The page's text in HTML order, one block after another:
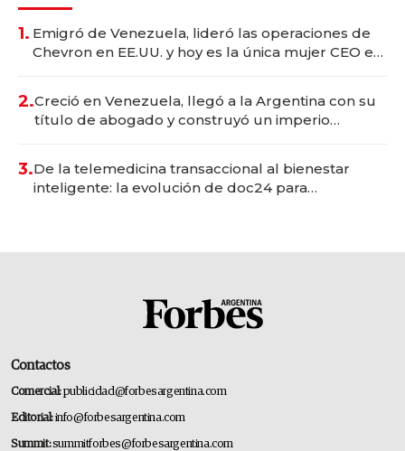
1. Emigró de Venezuela, lideró las operaciones de
Chevron en EE.UU. y hoy es la única mujer CEO en
2.Creció en Venezuela, llegó a la Argentina con su
título de abogado y construyó un imperio
3.De la telemedicina transaccional al bienestar
inteligente: la evolución de doc24 para
Contactos
Comercial:publicidad@forbesargentina.com
Editorial:info@forbesargentina.com
Summit:summitforbes@forbesargentina.com